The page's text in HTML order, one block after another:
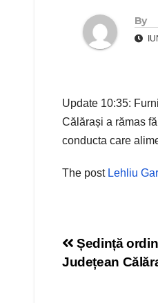
By
Update 10:35:
Călărași a rămas
conducta care
The post Lehliu
Navigare
Ședință
Județean